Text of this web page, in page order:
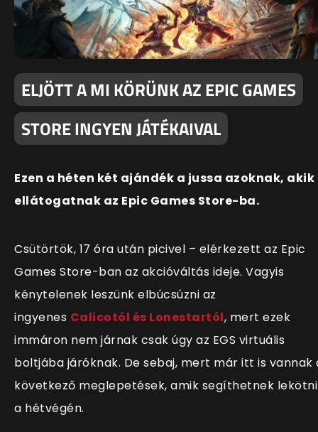
ELJÖTT A MI KÖRÜNK AZ EPIC GAMES
STORE INGYEN JÁTÉKAIVAL
Ezen a héten két ajándék a jussa azoknak, akik
ellátogatnak az Epic Games Store-ba.
Csütörtök, 17 óra után picivel – elérkezett az Epic
Games Store-ban az akcióváltás ideje. Vagyis
kénytelenek leszünk elbúcsúzni az
ingyenes Calicotól és Lonestartól, mert ezek
immáron nem járnak csak úgy az EGS virtuális
boltjába járóknak. De sebaj, mert már itt is vannak
következő meglepetések, amik segíthetnek lekötni
a hétvégén.